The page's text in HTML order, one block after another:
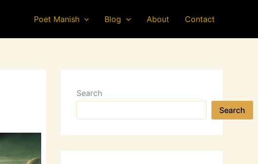
Poet Manish Blog About Contact
Search
Search